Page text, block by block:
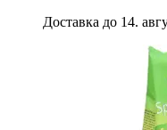
Доставка до 14.